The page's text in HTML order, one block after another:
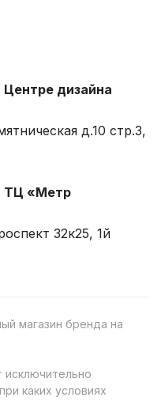
дизайна
д.10 стр.3,
ТЦ «Метр
32к25, 1й
магазин бренда на
исключительно
каких условиях